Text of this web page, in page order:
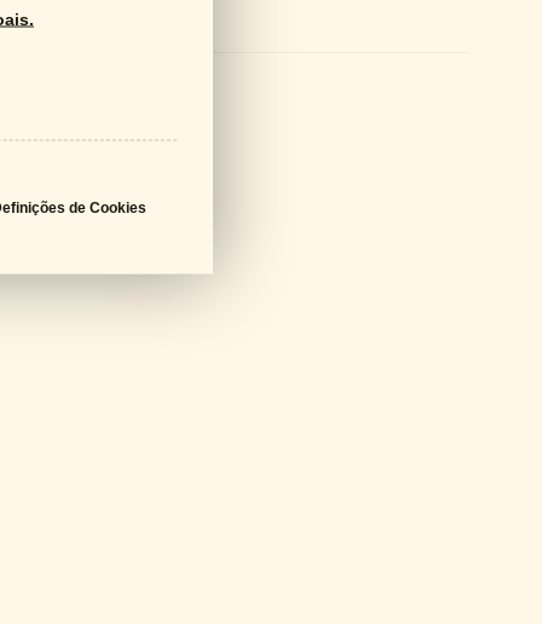
Geral
de Cookies